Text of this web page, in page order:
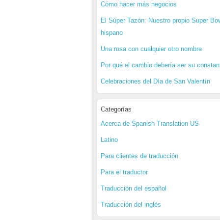
Cómo hacer más negocios
El Súper Tazón: Nuestro propio Super
hispano
Una rosa con cualquier otro nombre
Por qué el cambio debería ser su
Celebraciones del Día de San Valentín
Categorías
Acerca de Spanish Translation US
Latino
Para clientes de traducción
Para el traductor
Traducción del español
Traducción del inglés